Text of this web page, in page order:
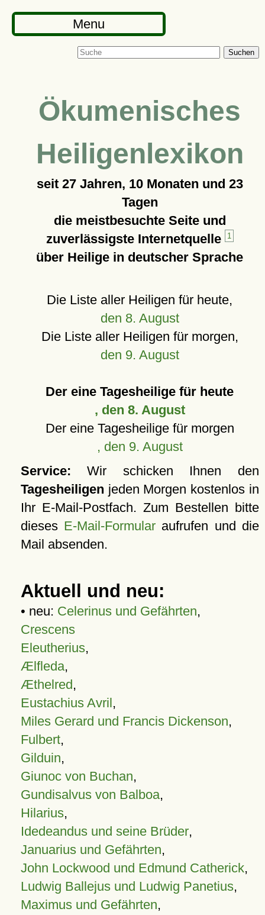
Menu
Suchen
Ökumenisches
Heiligenlexikon
seit 27 Jahren, 10 Monaten und 23
Tagen
die meistbesuchte Seite und
zuverlässigste Internetquelle
1
über Heilige in deutscher Sprache
Die Liste aller Heiligen für heute,
den 8. August
Die Liste aller Heiligen für morgen,
den 9. August
Der eine Tagesheilige für heute
, den 8. August
Der eine Tagesheilige für morgen
, den 9. August
Service: Wir schicken Ihnen den
Tagesheiligen jeden Morgen kostenlos in
Ihr E-Mail-Postfach. Zum Bestellen bitte
dieses E-Mail-Formular aufrufen und die
Mail absenden.
Aktuell und neu:
• neu: Celerinus und Gefährten,
Crescens
Eleutherius,
Ælfleda,
Æthelred,
Eustachius Avril,
Miles Gerard und Francis Dickenson,
Fulbert,
Gilduin,
Giunoc von Buchan,
Gundisalvus von Balboa,
Hilarius,
Idedeandus und seine Brüder,
Januarius und Gefährten,
John Lockwood und Edmund Catherick,
Ludwig Ballejus und Ludwig Panetius,
Maximus und Gefährten,